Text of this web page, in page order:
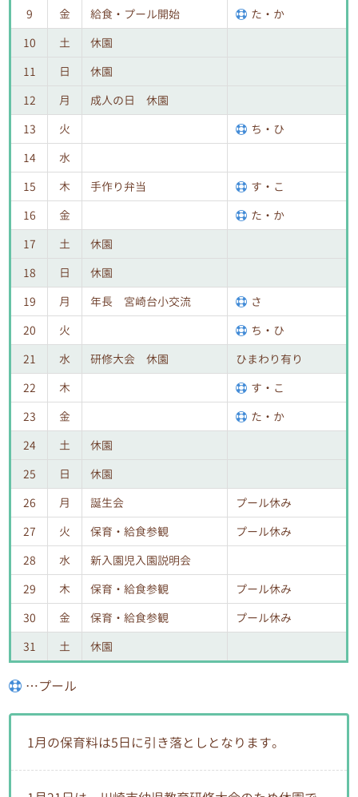
9 金 給食・プール開始
た・か
10
土
休園
11
日
休園
12
月
成人の日 休園
13
火
ち・ひ
14
水
15
木 手作り弁当
す・こ
16
金
た・か
17
土
休園
18
日
休園
19
月 年長 宮崎台小交流
さ
20
火
ち・ひ
21
水 研修大会 休園
ひまわり有り
22
木
す・こ
23
金
た・か
24
土
休園
25
日
休園
26
月 誕生会
プール休み
27
火 保育・給食参観
プール休み
28
水
新入園児入園説明会
29
木 保育・給食参観
プール休み
30
金 保育・給食参観
プール休み
31
土 休園
…プール
1月の保育料は5日に引き落としとなります。